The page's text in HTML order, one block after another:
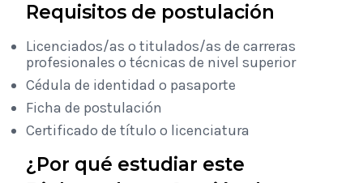
Requisitos de postulación
Licenciados/as o titulados/as de carreras
profesionales o técnicas de nivel superior
Cédula de identidad o pasaporte
Ficha de postulación
Certificado de título o licenciatura
¿Por qué estudiar este